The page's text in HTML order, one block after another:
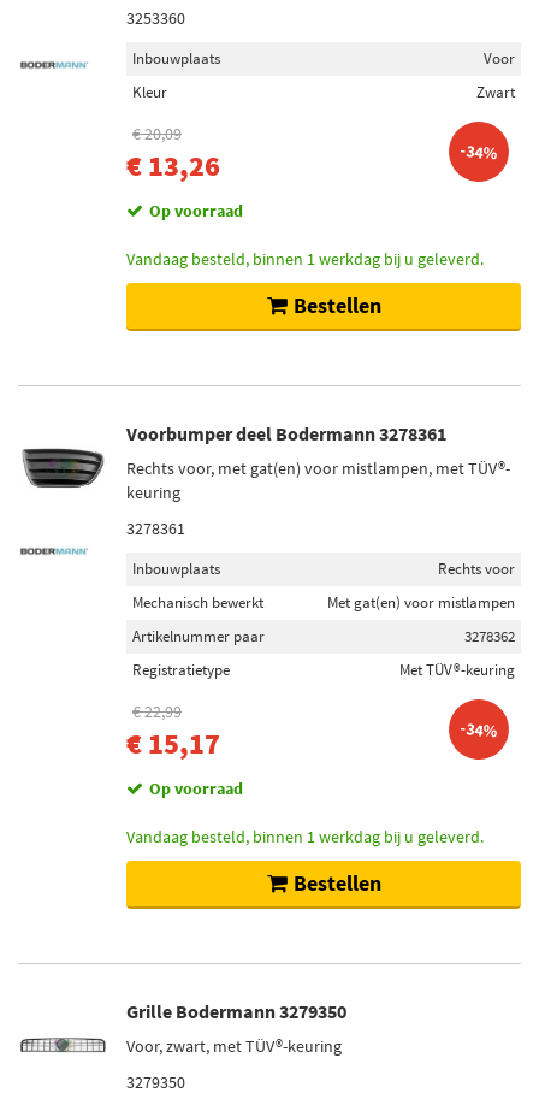
3253360
Inbouwplaats
Voor
Kleur
Zwart
€ 20,09
€ 13,26 -34%
Op voorraad
Vandaag besteld, binnen 1 werkdag bij u geleverd.
Bestellen
Voorbumper deel Bodermann 3278361
Rechts voor, met gat(en) voor mistlampen, met TÜV®-
keuring
3278361
Inbouwplaats
Rechts voor
Mechanisch bewerkt
Met gat(en) voor mistlampen
Artikelnummer paar
3278362
Registratietype
Met TÜV®-keuring
€ 22,99
€ 15,17 -34%
Op voorraad
Vandaag besteld, binnen 1 werkdag bij u geleverd.
Bestellen
Grille Bodermann 3279350
Voor, zwart, met TÜV®-keuring
3279350